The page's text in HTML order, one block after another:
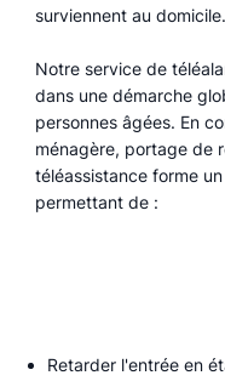
surviennent au domicile.
Notre service de
dans une démarche
personnes âgées. En
ménagère, portage de
téléassistance forme
permettant de :
Retarder l'entrée en